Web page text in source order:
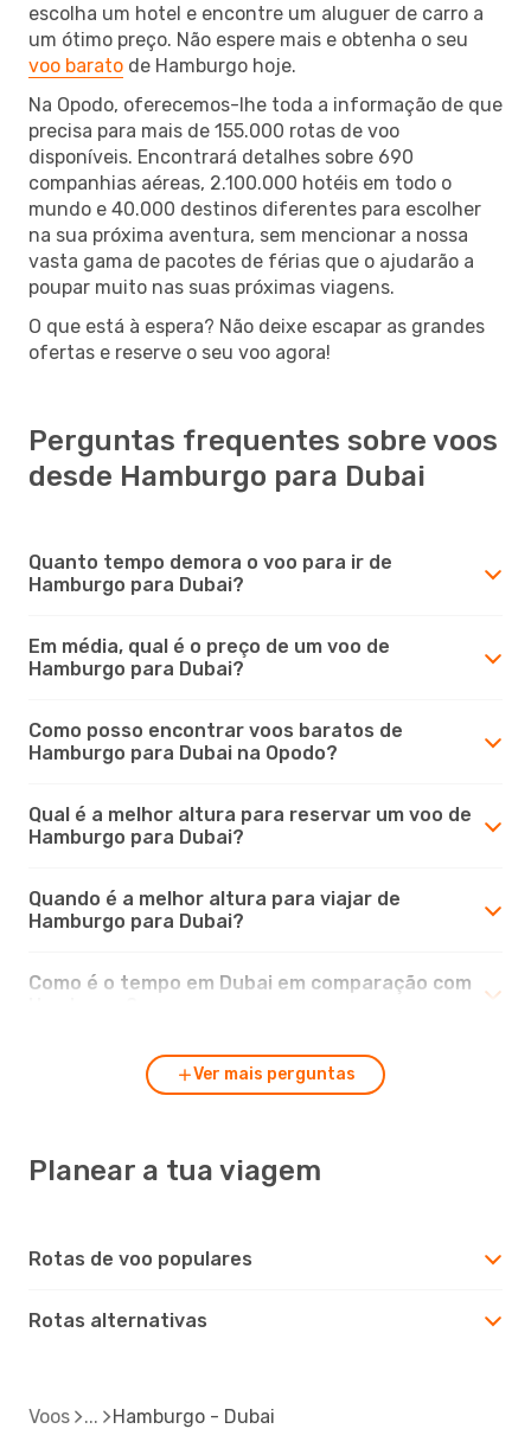
escolha um hotel e encontre um aluguer de carro a
um ótimo preço. Não espere mais e obtenha o seu
voo barato de Hamburgo hoje.
Na Opodo, oferecemos-lhe toda a informação de que
precisa para mais de 155.000 rotas de voo
disponíveis. Encontrará detalhes sobre 690
companhias aéreas, 2.100.000 hotéis em todo o
mundo e 40.000 destinos diferentes para escolher
na sua próxima aventura, sem mencionar a nossa
vasta gama de pacotes de férias que o ajudarão a
poupar muito nas suas próximas viagens.
O que está à espera? Não deixe escapar as grandes
ofertas e reserve o seu voo agora!
Perguntas frequentes sobre voos
desde Hamburgo para Dubai
Quanto tempo demora o voo para ir de
Hamburgo para Dubai?
Em média, qual é o preço de um voo de
Hamburgo para Dubai?
Como posso encontrar voos baratos de
Hamburgo para Dubai na Opodo?
Qual é a melhor altura para reservar um voo de
Hamburgo para Dubai?
Quando é a melhor altura para viajar de
Hamburgo para Dubai?
Como é o tempo em Dubai em comparação com
Ver mais perguntas
Planear a tua viagem
Rotas de voo populares
Rotas alternativas
Voos Hamburgo - Dubai